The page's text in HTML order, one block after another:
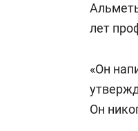
лет
«Он
Он